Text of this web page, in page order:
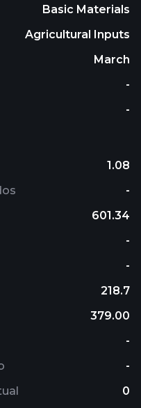
Basic Materials
Agricultural Inputs
March
-
-
1.08
-
601.34
-
-
218.7
379.00
-
-
0